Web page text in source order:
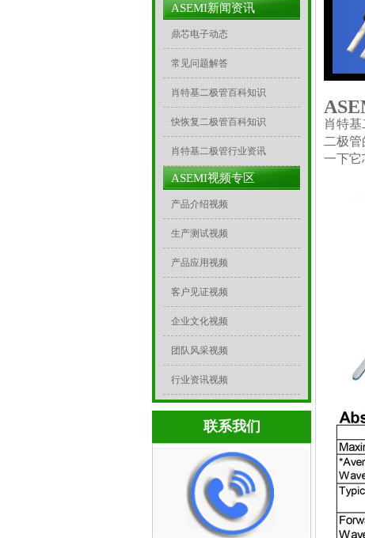
肖特
二极
一下它
ASEMI新闻资讯
鼎芯电子动态
常见问题解答
肖特基二极管百科知识
快恢复二极管百科知识
肖特基二极管行业资讯
ASEMI视频专区
产品介绍视频
生产测试视频
产品应用视频
客户见证视频
企业文化视频
团队风采视频
行业资讯视频
联系我们